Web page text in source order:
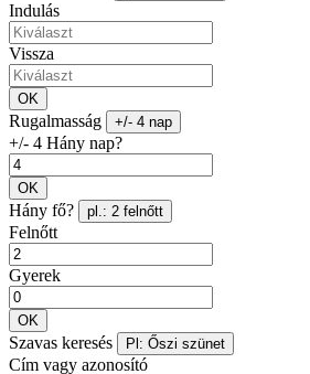
Indulás
Vissza
OK
Rugalmasság +/- 4 nap
+/- 4 Hány nap?
OK
Hány fő? pl.: 2 felnőtt
Felnőtt
Gyerek
OK
Szavas keresés Pl: Őszi szünet
Cím vagy azonosító